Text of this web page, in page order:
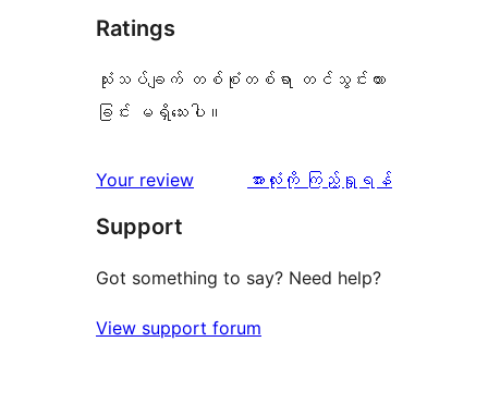
Ratings
သုံးသပ်ချက် တစ်စုံတစ်ရာ တင်သွင်းထား
ခြင်း မရှိသေးပါ။
Your review
သုံးသပ်
အားလုံးကို ကြည့်ရှုရန်
Support
Got something to say? Need help?
View support forum